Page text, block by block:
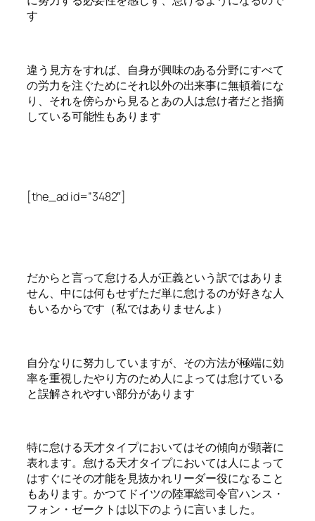
す
違う見方をすれば、自身が興味のある分野にすべて
の労力を注ぐためにそれ以外の出来事に無頓着にな
り、それを傍らから見るとあの人は怠け者だと指摘
している可能性もあります
[the_ad id=”3482″]
だからと言って怠ける人が正義という訳ではありま
せん、中には何もせずただ単に怠けるのが好きな人
もいるからです（私ではありませんよ）
自分なりに努力していますが、その方法が極端に効
率を重視したやり方のため人によっては怠けている
と誤解されやすい部分があります
特に怠ける天才タイプにおいてはその傾向が顕著に
表れます。怠ける天才タイプにおいては人によって
はすぐにその才能を見抜かれリーダー役になること
もあります。かつてドイツの陸軍総司令官ハンス・
フォン・ゼークトは以下のように言いました。